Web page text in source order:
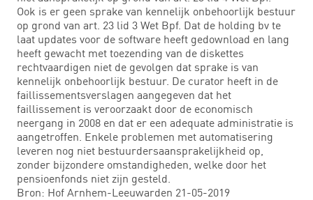
Ook is er geen sprake van kennelijk onbehoorlijk bestuur
op grond van art. 23 lid 3 Wet Bpf. Dat de holding bv te
laat updates voor de software heeft gedownload en lang
heeft gewacht met toezending van de diskettes
rechtvaardigen niet de gevolgen dat sprake is van
kennelijk onbehoorlijk bestuur. De curator heeft in de
faillissementsverslagen aangegeven dat het
faillissement is veroorzaakt door de economisch
neergang in 2008 en dat er een adequate administratie is
aangetroffen. Enkele problemen met automatisering
leveren nog niet bestuurdersaansprakelijkheid op,
zonder bijzondere omstandigheden, welke door het
pensioenfonds niet zijn gesteld.
Bron: Hof Arnhem-Leeuwarden 21-05-2019